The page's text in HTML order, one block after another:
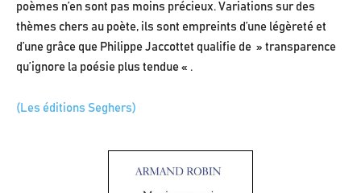
poèmes n’en sont pas moins précieux. Variations sur des
thèmes chers au poète, ils sont empreints d’une légèreté et
d’une grâce que Philippe Jaccottet qualifie de » transparence
qu’ignore la poésie plus tendue « .
(Les éditions Seghers)